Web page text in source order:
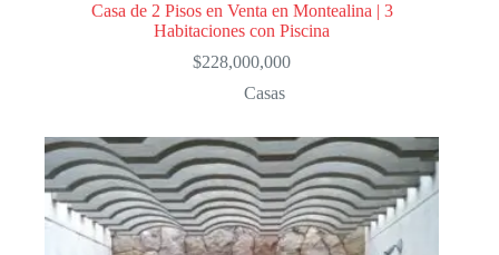
Casa de 2 Pisos en Venta en Montealina | 3
Habitaciones con Piscina
$228,000,000
Casas